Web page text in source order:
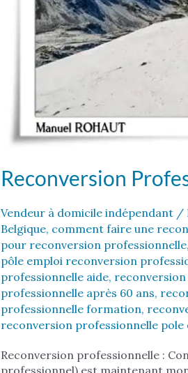
Reconversion
Vendeur à domicile indépendant/
Belgique, comment faire une
pour reconversion professionnelle,
pôle emploi reconversion
professionnelle aide,
professionnelle après 60 ans,
professionnelle formation,
reconversion professionnelle pole
Reconversion professionnelle :
professionnel) est maintenant